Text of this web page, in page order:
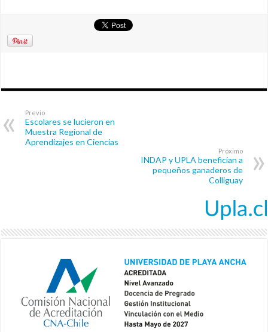
Previo
Escolares se lucieron en
Muestra Regional de
Aprendizajes en Ciencias
Próximo
INDAP y UPLA benefician a
pequeños ganaderos de
Colliguay